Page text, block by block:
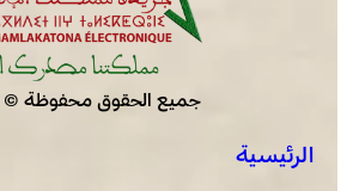
العثور على جثة مقطعة الأطراف داخل
جميع الحقوق محفوظة ©
الرئيسية